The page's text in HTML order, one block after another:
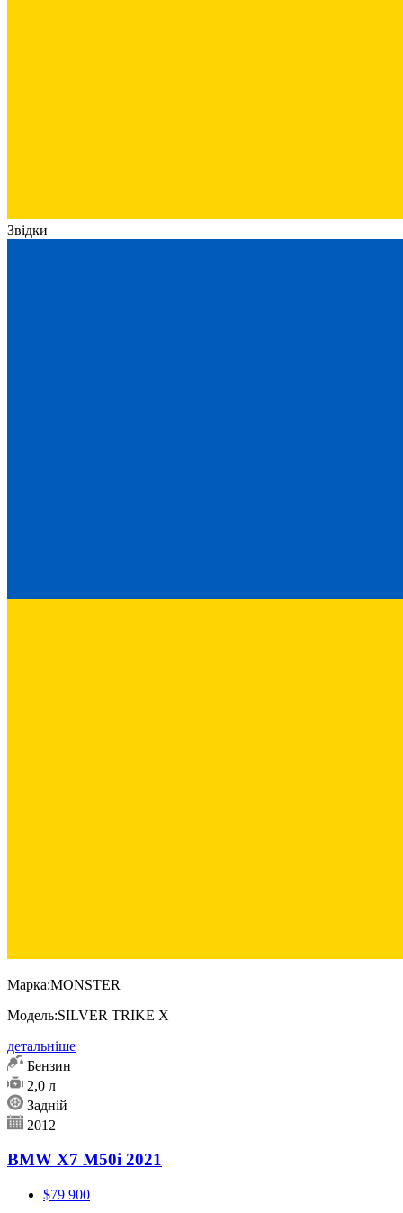
Звідки
Марка:MONSTER
Модель:SILVER TRIKE X
детальніше
Бензин
2,0 л
Задній
2012
BMW X7 M50i 2021
$79 900